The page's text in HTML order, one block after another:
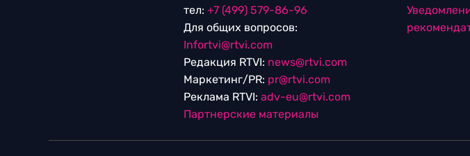
тел: +7 (499) 579-86-96
Для общих вопросов:
Infortvi@rtvi.com
Редакция RTVI: news@rtvi.com
Маркетинг/PR: pr@rtvi.com
Реклама RTVI: adv-eu@rtvi.com
Партнерские материалы